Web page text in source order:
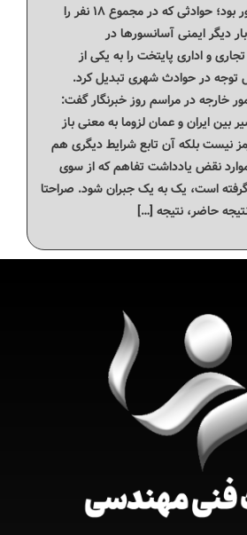
سقوط آسانسور بود؛ حوادثی که در مجموع ۱۸ نفر را
دیگر ایمنی آسانسورها در
و اداری پایتخت را به یکی از
توجه در حوادث شهری تبدیل کرد.
خارجه در مراسم روز خبرنگار گفت:
بین ایران و عمان لزوما به معنی باز
نیست بلکه آن تابع شرایط دیگری هم
نقض یادداشت تفاهم که از سوی
است، یک به یک جبران شود. صراحتا
حاضر، نتیجه […]